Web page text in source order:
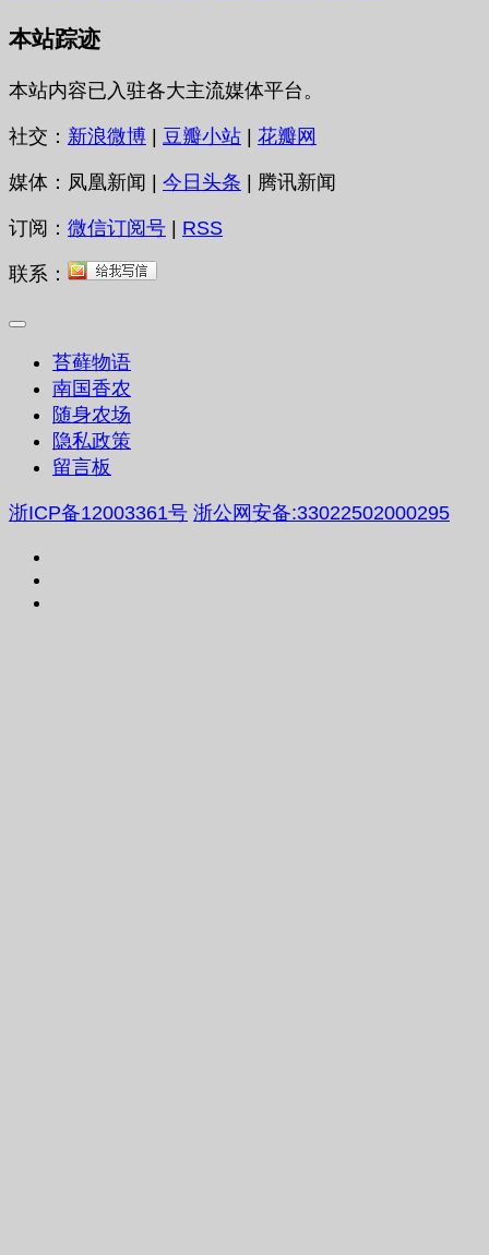
本站踪迹
本站内容已入驻各大主流媒体平台。
社交： 新浪微博 | 豆瓣小站 | 花瓣网
媒体：凤凰新闻 | 今日头条 | 腾讯新闻
订阅： 微信订阅号 RSS
联系：
苔藓物语
南国香农
随身农场
隐私政策
留言板
浙ICP备12003361号 浙公网安备:33022502000295